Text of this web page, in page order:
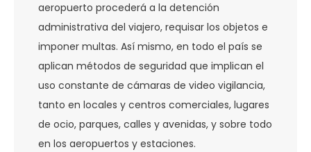
aeropuerto procederá a la detención
administrativa del viajero, requisar los objetos e
imponer multas. Así mismo, en todo el país se
aplican métodos de seguridad que implican el
uso constante de cámaras de video vigilancia,
tanto en locales y centros comerciales, lugares
de ocio, parques, calles y avenidas, y sobre todo
en los aeropuertos y estaciones.